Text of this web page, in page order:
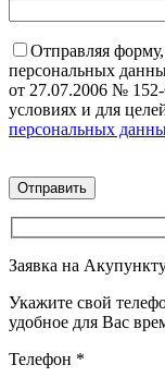
Отправляя
персональных
от 27.07.2006 №
условиях и для
персональных
Заявка на
Укажите свой
удобное для Вас
Телефон *